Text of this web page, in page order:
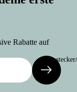
Rabatte auf